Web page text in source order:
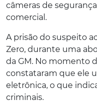
câmeras de
comercial.
A prisão do suspeito
Zero, durante uma
da GM. No momento
constataram que ele
eletrônica, o que
criminais.